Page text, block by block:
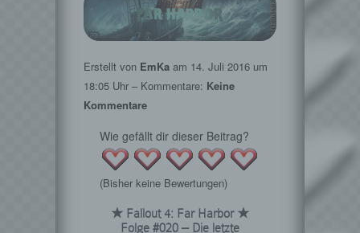
Erstellt von EmKa am 14. Juli 2016 um
18:05 Uhr – Kommentare: Keine
Kommentare
Wie gefällt dir dieser Beitrag?
(Bisher keine Bewertungen)
★ Fallout 4: Far Harbor ★
Folge #020 – Die letzte